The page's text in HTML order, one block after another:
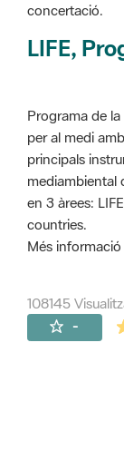
concertació.
LIFE,
Programa de
per al medi
principals
mediambiental
en 3 àrees:
countries.
Més informació
108145
-